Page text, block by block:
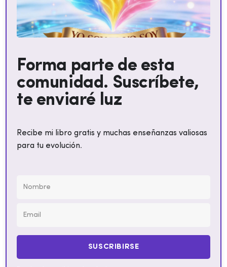
Forma parte de esta
comunidad. Suscríbete,
te enviaré luz
Recibe mi libro gratis y muchas enseñanzas valiosas
para tu evolución.
SUSCRIBIRSE